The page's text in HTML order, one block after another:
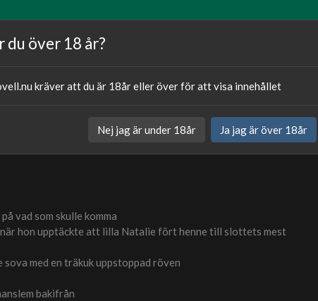
26.04.2024
Kategori:
vad som skulle komma
hon upptäckte att lilla Natalie fört henne till slottets mest
med en träkuk uppstoppad röven
bakifrån
du över 18 år?
kräver att du är 18år eller över för att visa innehållet
Nej jag är under 18år Ja jag är över 18år